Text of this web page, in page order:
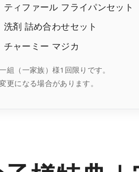
ティファール フライパンセット
洗剤 詰め合わせセット
チャーミー マジカ
組（一家族）様1回限りです。
更になる場合があります。